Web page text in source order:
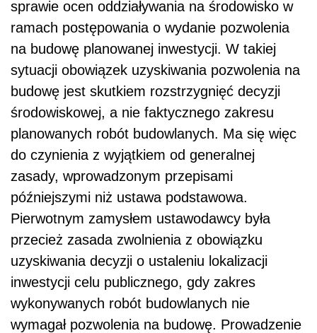
sprawie ocen oddziaływania na środowisko w
ramach postępowania o wydanie pozwolenia
na budowę planowanej inwestycji. W takiej
sytuacji obowiązek uzyskiwania pozwolenia na
budowę jest skutkiem rozstrzygnięć decyzji
środowiskowej, a nie faktycznego zakresu
planowanych robót budowlanych. Ma się więc
do czynienia z wyjątkiem od generalnej
zasady, wprowadzonym przepisami
późniejszymi niż ustawa podstawowa.
Pierwotnym zamysłem ustawodawcy była
przecież zasada zwolnienia z obowiązku
uzyskiwania decyzji o ustaleniu lokalizacji
inwestycji celu publicznego, gdy zakres
wykonywanych robót budowlanych nie
wymagał pozwolenia na budowę. Prowadzenie